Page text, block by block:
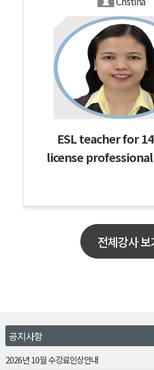
ESL teacher for
license
전체강사 보
공지사항
2026년 10월 수강료인상안내